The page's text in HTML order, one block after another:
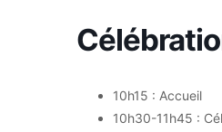
10h15 : Accueil
10h30-11h45 :